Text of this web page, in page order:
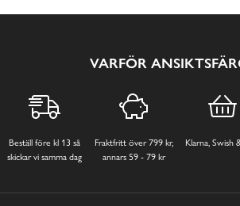
VARFÖR
Beställ före kl 13 så
skickar vi samma dag
Fraktfritt över 799 kr,
annars 59 - 79 kr
Klarna, Swish